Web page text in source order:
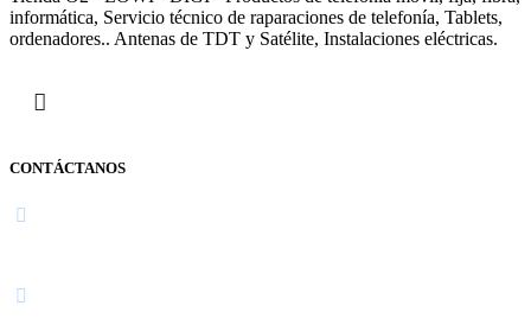
informática, Servicio técnico de raparaciones de telefonía, Tablets,
ordenadores.. Antenas de TDT y Satélite, Instalaciones eléctricas.
CONTÁCTANOS